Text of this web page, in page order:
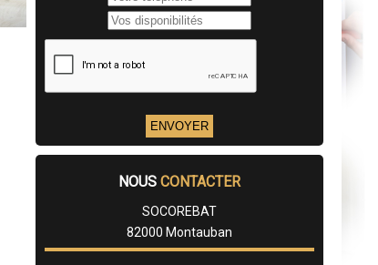
NOUS CONTACTER
SOCOREBAT
82000 Montauban